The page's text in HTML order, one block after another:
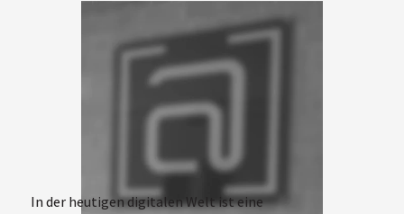
In der heutigen digitalen Welt ist eine